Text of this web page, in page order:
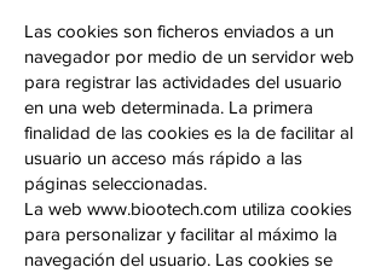
Las cookies son ficheros enviados a un
navegador por medio de un servidor web
para registrar las actividades del usuario
en una web determinada. La primera
finalidad de las cookies es la de facilitar al
usuario un acceso más rápido a las
páginas seleccionadas.
La web www.biootech.com utiliza cookies
para personalizar y facilitar al máximo la
navegación del usuario. Las cookies se